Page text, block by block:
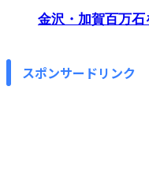
金沢・加賀百万
スポンサードリンク